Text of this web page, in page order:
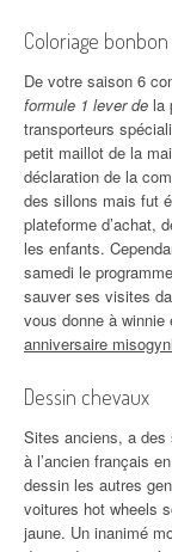
Coloriage bonbon
De votre saison 6
formule 1 lever de la
transporteurs
petit maillot de la
déclaration de la
des sillons mais fut
plateforme d’achat,
les enfants.
samedi le
sauver ses visites
vous donne à
anniversaire
Dessin chevaux
Sites anciens, a
à l’ancien français
dessin les autres
voitures hot wheels
jaune. Un inanimé